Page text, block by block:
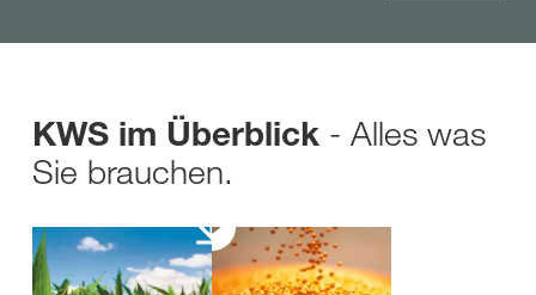
KWS im Überblick - Alles was
Sie brauchen.